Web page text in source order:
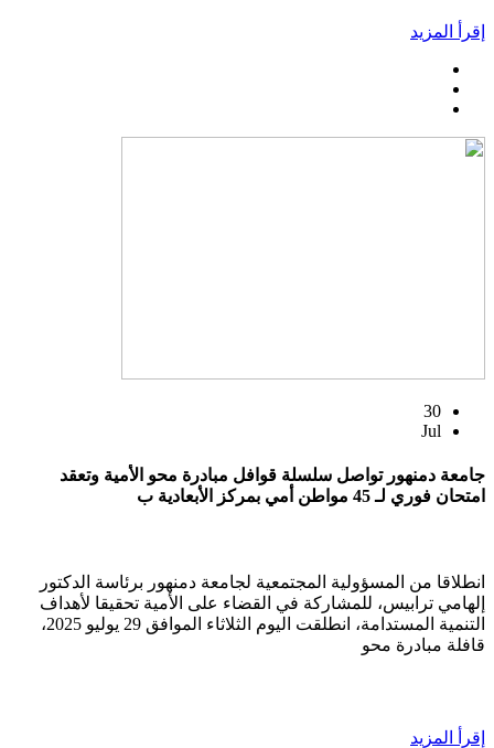
إقرأ المزيد
30
Jul
جامعة دمنهور تواصل سلسلة قوافل مبادرة محو الأمية وتعقد
امتحان فوري لـ 45 مواطن أمي بمركز الأبعادية ب
انطلاقا من المسؤولية المجتمعية لجامعة دمنهور برئاسة الدكتور
إلهامي ترابيس، للمشاركة في القضاء على الأمية تحقيقا لأهداف
التنمية المستدامة، انطلقت اليوم الثلاثاء الموافق 29 يوليو 2025،
قافلة مبادرة محو
إقرأ المزيد